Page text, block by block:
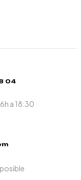
04
a 18:30